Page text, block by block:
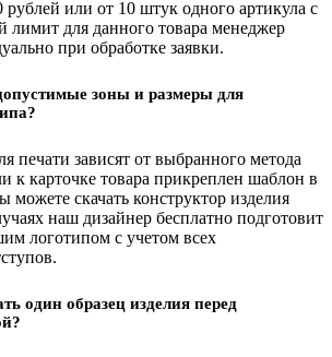
рублей или от 10 штук одного артикула с
лимит для данного товара менеджер
при обработке заявки.
зоны и размеры для
печати зависят от выбранного метода
к карточке товара прикреплен шаблон в
можете скачать конструктор изделия
наш дизайнер бесплатно подготовит
логотипом с учетом всех
один образец изделия перед